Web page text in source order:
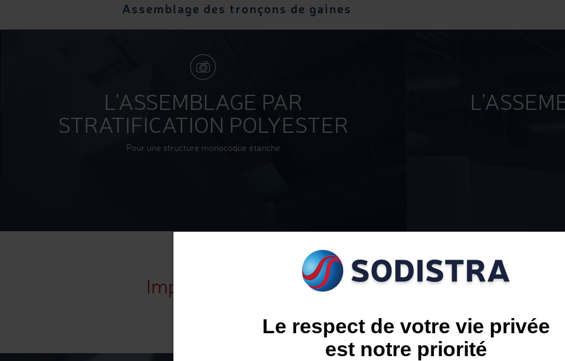
Assemblage des tronçons de gaines
L'ASSEMBLAGE PAR
STRATIFICATION POLYESTER
Pour une structure monocoque étanche
Implantation
Intérieure
Le respect de votre vie privée
est notre priorité